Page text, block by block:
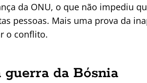
da ONU, o que não impediu
pessoas. Mais uma prova da
o conflito.
guerra da Bósnia